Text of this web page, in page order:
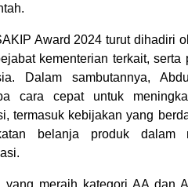
Award 2024 turut dihadiri
kementerian terkait,
Dalam sambutannya,
cara cepat untuk
termasuk kebijakan yang
belanja produk dalam
yang meraih kategori AA dan